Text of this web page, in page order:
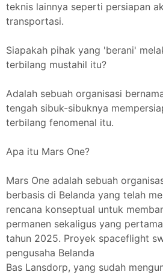
teknis lainnya seperti persiapan
transportasi.
Siapakah pihak yang 'berani'
terbilang mustahil itu?
Adalah sebuah organisasi
tengah sibuk-sibuknya
terbilang fenomenal itu.
Apa itu Mars One?
Mars One adalah sebuah
berbasis di Belanda yang telah
rencana konseptual untuk
permanen sekaligus yang
tahun 2025. Proyek spaceflight
pengusaha Belanda
Bas Lansdorp, yang sudah